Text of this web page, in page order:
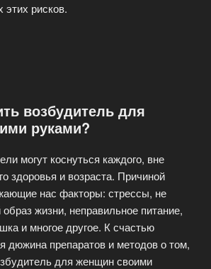
этих рисков.
возбудитель для
руками?
могут коснуться каждого, вне
здоровья и возраста. Причиной
нас факторы: стрессы, не
жизни, неправильное питание,
и многое другое. К счастью
дюжина препаратов и методов о том,
для женщин своими